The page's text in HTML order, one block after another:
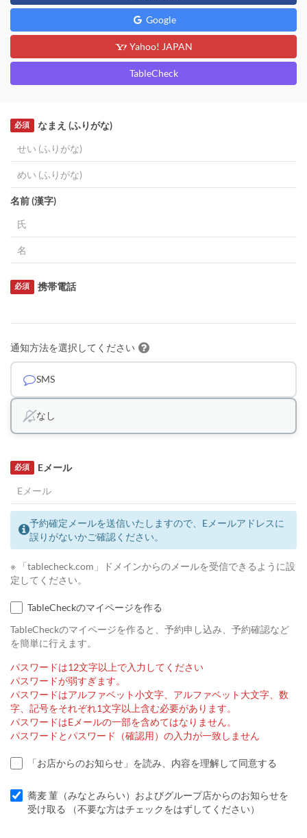
Google
Yahoo! JAPAN
TableCheck
なまえ (ふりがな)
必須
名前 (漢字)
携帯電話
必須
通知方法を選択してください
SMS
なし
Eメール
必須
予約確定メールを送信いたしますので、Eメールアドレスに
誤りがないかご確認ください。
※ 「tablecheck.com」ドメインからのメールを受信できるように設
定してください。
TableCheckのマイページを作る
TableCheckのマイページを作ると、予約申し込み、予約確認など
を簡単に行えます。
パスワードは12文字以上で入力してください
パスワードが弱すぎます。
パスワードはアルファベット小文字、アルファベット大文字、数
字、記号をそれぞれ1文字以上含む必要があります。
パスワードはEメールの一部を含めてはなりません。
パスワードとパスワード（確認用）の入力が一致しません
「お店からのお知らせ」を読み、内容を理解して同意する
蕎麦 菫（みなとみらい）およびグループ店からのお知らせを
受け取る （不要な方はチェックをはずしてください）